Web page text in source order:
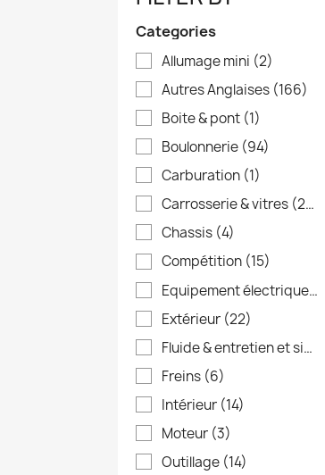
Categories
Allumage mini (2)
Autres Anglaises (166)
Boite & pont (1)
Boulonnerie (94)
Carburation (1)
Carrosserie & vitres (26)
Chassis (4)
Compétition (15)
Equipement électrique(6)
Extérieur (22)
Fluide & entretien et signalisation
Freins (6)
Intérieur (14)
Moteur (3)
Outillage (14)